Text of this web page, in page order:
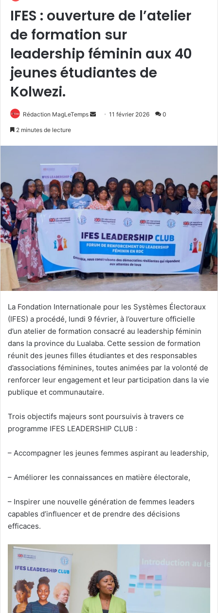
IFES : ouverture de l’atelier
de formation sur
leadership féminin aux 40
jeunes étudiantes de
Kolwezi.
Rédaction MagLeTemps
Envoyer11 février 2026 0
2 minutes de lecture
La Fondation Internationale pour les Systèmes Électoraux
(IFES) a procédé, lundi 9 février, à l’ouverture officielle
d’un atelier de formation consacré au leadership féminin
dans la province du Lualaba. Cette session de formation
réunit des jeunes filles étudiantes et des responsables
d’associations féminines, toutes animées par la volonté de
renforcer leur engagement et leur participation dans la vie
publique et communautaire.
Trois objectifs majeurs sont poursuivis à travers ce
programme IFES LEADERSHIP CLUB :
– Accompagner les jeunes femmes aspirant au leadership,
– Améliorer les connaissances en matière électorale,
– Inspirer une nouvelle génération de femmes leaders
capables d’influencer et de prendre des décisions
efficaces.